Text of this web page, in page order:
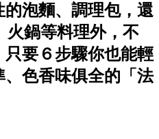
泡麵、調理包，還
火鍋等料理外，不
要６步驟你也能輕
色香味俱全的「法